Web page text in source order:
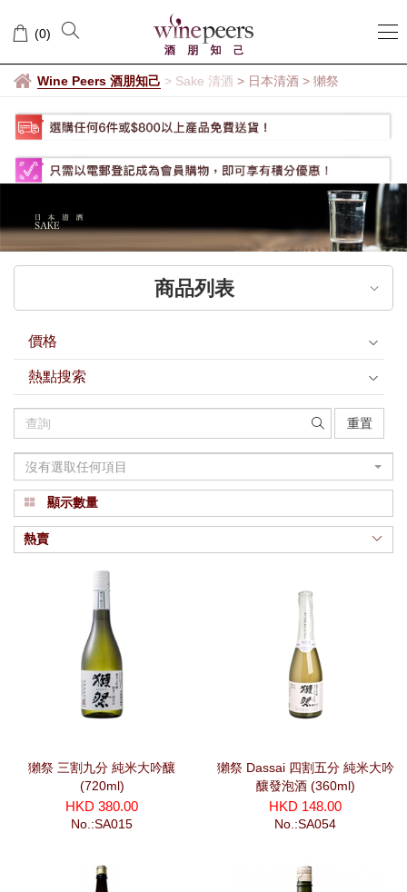
獺
祭 (0)
Wine Peers 酒朋知己 > Sake 清酒 > 日本清酒 > 獺祭
商品列表
價格
熱點搜索
重置
沒有選取任何項目
顯示數量
熱賣
獺祭 三割九分 純米大吟釀
(720ml)
HKD 380.00
No.:SA015
獺祭 Dassai 四割五分 純米大吟
釀發泡酒 (360ml)
HKD 148.00
No.:SA054